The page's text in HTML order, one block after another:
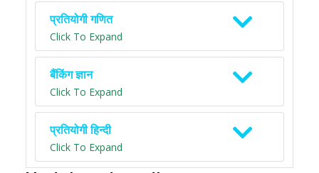
प्रतियोगी गणित
Click To Expand
बैंकिंग ज्ञान
Click To Expand
प्रतियोगी हिन्दी
Click To Expand